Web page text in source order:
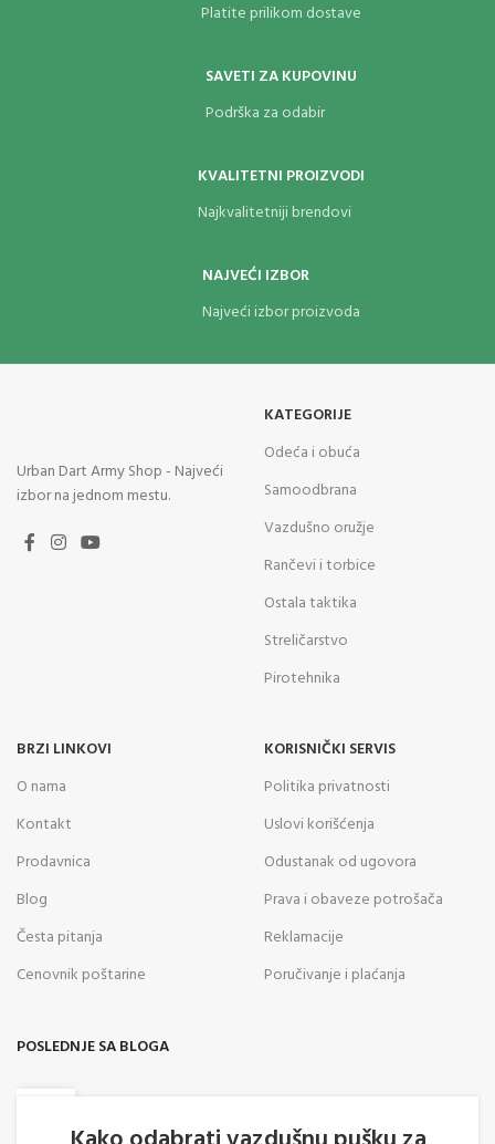
Platite prilikom dostave
SAVETI ZA KUPOVINU
Podrška za odabir
KVALITETNI PROIZVODI
Najkvalitetniji brendovi
NAJVEĆI IZBOR
Najveći izbor proizvoda
Urban Dart Army Shop - Najveći
izbor na jednom mestu.
KATEGORIJE
Odeća i obuća
Samoodbrana
Vazdušno oružje
Rančevi i torbice
Ostala taktika
Streličarstvo
Pirotehnika
BRZI LINKOVI
O nama
Kontakt
Prodavnica
Blog
Česta pitanja
Cenovnik poštarine
KORISNIČKI SERVIS
Politika privatnosti
Uslovi korišćenja
Odustanak od ugovora
Prava i obaveze potrošača
Reklamacije
Poručivanje i plaćanja
POSLEDNJE SA BLOGA